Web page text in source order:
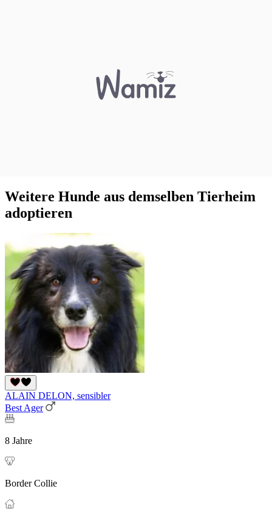
Weitere Hunde aus demselben Tierheim
adoptieren
ALAIN DELON, sensibler
Best Ager
8 Jahre
Border Collie